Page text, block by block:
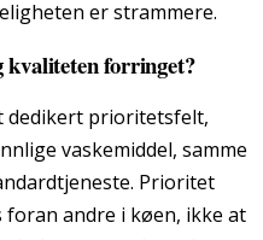
er strammere.
forringet?
dedikert prioritetsfelt,
vaskemiddel, samme
Prioritet
andre i køen, ikke at